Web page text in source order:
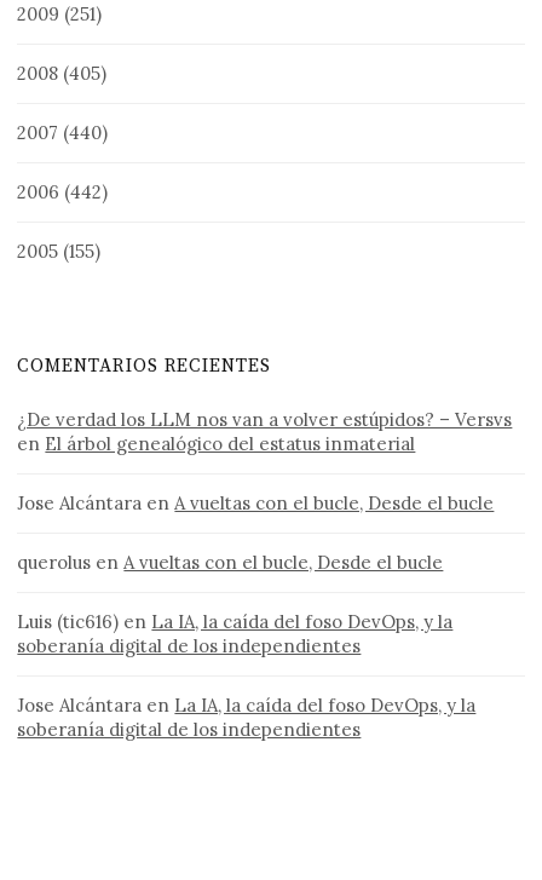
2009 (251)
2008 (405)
2007 (440)
2006 (442)
2005 (155)
COMENTARIOS RECIENTES
¿De verdad los LLM nos van a volver estúpidos? – Versvs
en El árbol genealógico del estatus inmaterial
Jose Alcántara enA vueltas con el bucle, Desde el bucle
querolus enA vueltas con el bucle, Desde el bucle
Luis (tic616) en La IA, la caída del foso DevOps, y la
soberanía digital de los independientes
Jose Alcántara en La IA, la caída del foso DevOps, y la
soberanía digital de los independientes